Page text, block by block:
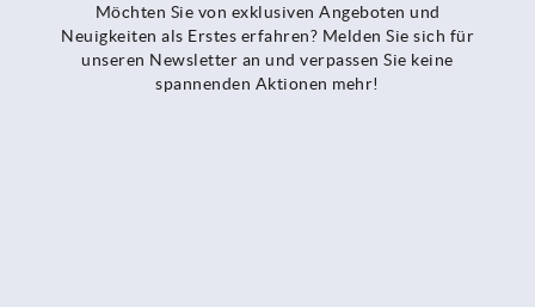
Möchten Sie von exklusiven Angeboten und
Neuigkeiten als Erstes erfahren? Melden Sie sich für
unseren Newsletter an und verpassen Sie keine
spannenden Aktionen mehr!